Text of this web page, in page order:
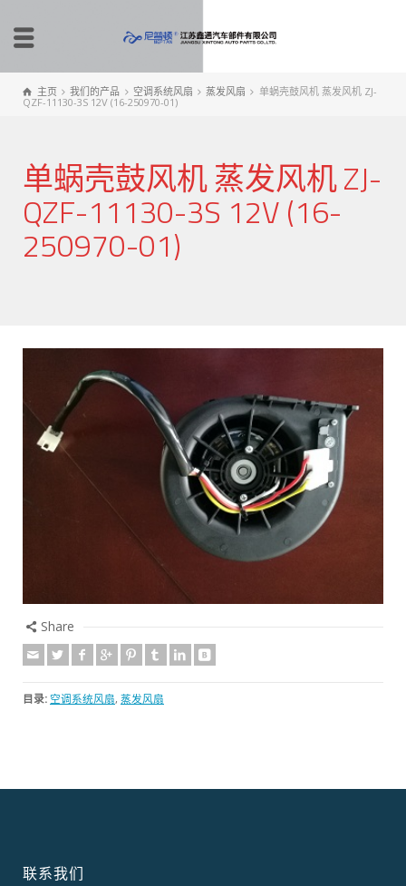
主页 我们的产品 空调系统风扇 蒸发风扇
单蜗壳鼓风机 蒸发风机 ZJ-
QZF-11130-3S 12V (16-250970-01)
单蜗壳鼓风机 蒸发风机 ZJ-
QZF-11130-3S 12V (16-
250970-01)
Share
目录: 空调系统风扇, 蒸发风扇
联系我们